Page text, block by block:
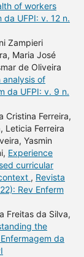
of workers
da UFPI: v. 12 n.
Zampieri
Maria José
de Oliveira
analysis of
da UFPI: v. 9 n.
Cristina Ferreira,
Leticia Ferreira
Yasmin
Experience
curricular
, Revista
Rev Enferm
Freitas da Silva,
the
da